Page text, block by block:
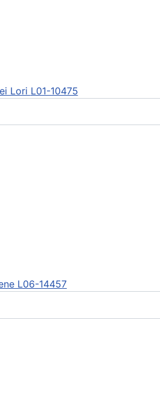
Lori L01-10475
L06-14457